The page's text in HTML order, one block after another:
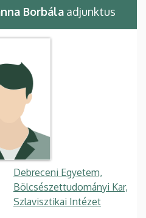
Borbála adjunktus
Debreceni Egyetem,
Bölcsészettudományi Kar,
Szlavisztikai Intézet